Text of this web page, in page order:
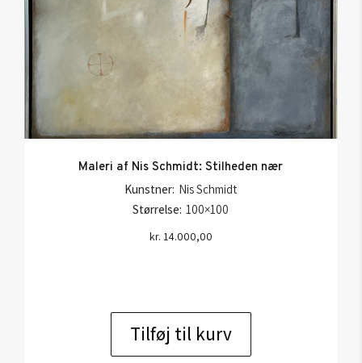
Maleri af Nis Schmidt: Stilheden nær
Kunstner: Nis Schmidt
Størrelse: 100×100
kr. 14.000,00
Tilføj til kurv